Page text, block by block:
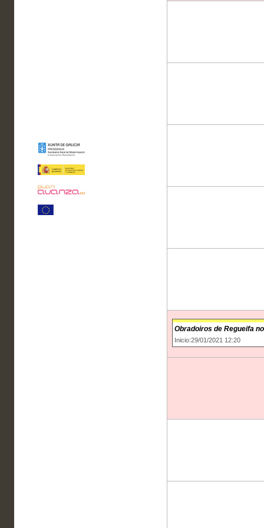
Obradoiros de Regueifa
Inicio:29/01/2021 12:20